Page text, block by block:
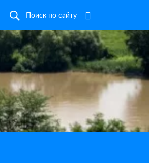
Поиск по сайту